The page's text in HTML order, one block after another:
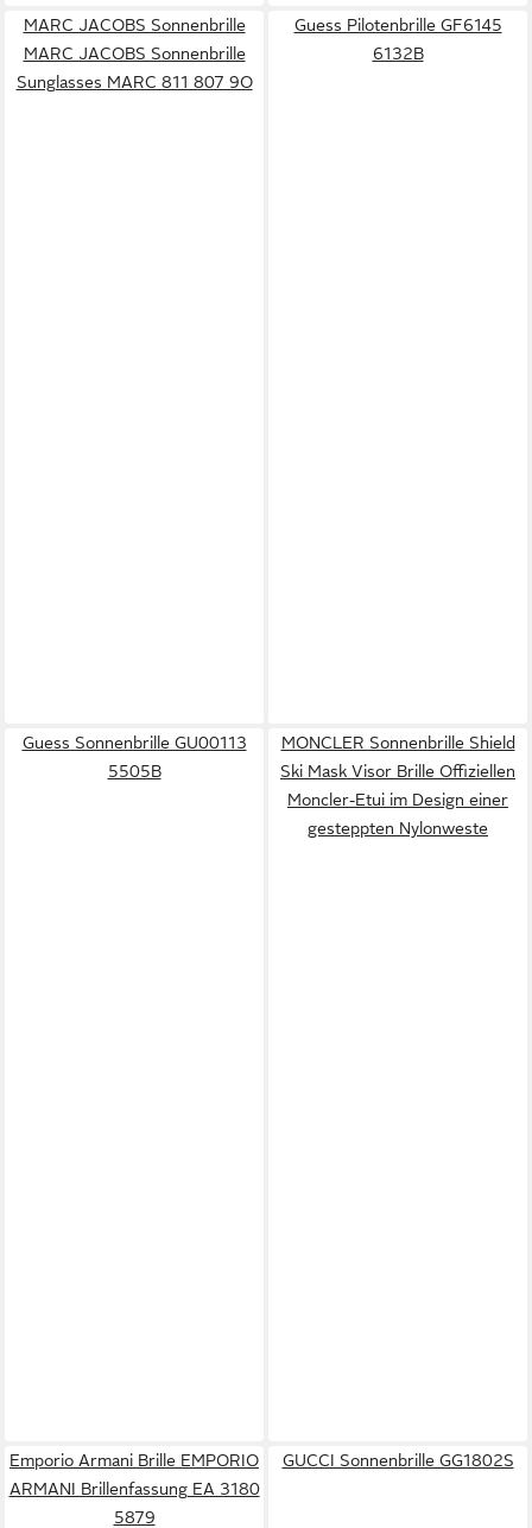
MARC JACOBS Sonnenbrille
MARC JACOBS Sonnenbrille
Sunglasses MARC 811 807 9O
Guess Pilotenbrille GF6145
6132B
Guess Sonnenbrille GU00113
5505B
MONCLER Sonnenbrille Shield
Ski Mask Visor Brille Offiziellen
Moncler-Etui im Design einer
gesteppten Nylonweste
Emporio Armani Brille EMPORIO
ARMANI Brillenfassung EA 3180
5879
GUCCI Sonnenbrille GG1802S